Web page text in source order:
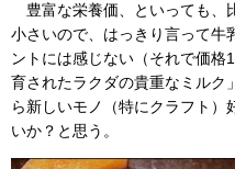
豊富な栄養価、といっても、
小さいので、はっきり言って牛
ントには感じない（それで価
育されたラクダの貴重なミルク
ら新しいモノ（特にクラフト）
いか？と思う。